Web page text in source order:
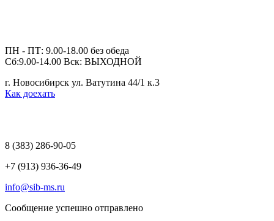
ПН - ПТ: 9.00-18.00 без обеда
Сб:9.00-14.00 Вск: ВЫХОДНОЙ
г. Новосибирск ул. Ватутина 44/1 к.3
Как доехать
8 (383) 286-90-05
+7 (913) 936-36-49
info@sib-ms.ru
Сообщение успешно отправлено